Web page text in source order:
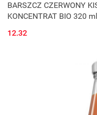
BARSZCZ CZERWONY
KONCENTRAT BIO 320
12.32